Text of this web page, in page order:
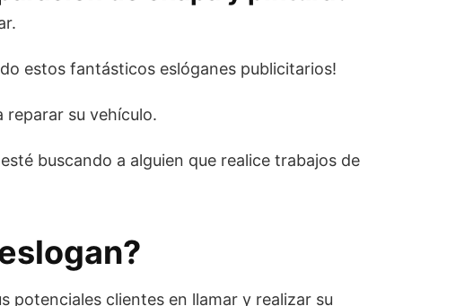
estos fantásticos eslóganes publicitarios!
reparar su vehículo.
buscando a alguien que realice trabajos de
potenciales clientes en llamar y realizar su